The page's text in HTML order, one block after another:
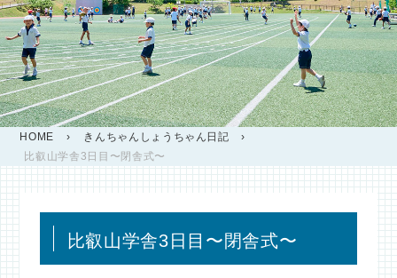
HOME › きんちゃんしょうちゃん日記
›
比叡山学舎3日目〜閉舎式〜
比叡山学舎3日目〜閉舎式〜